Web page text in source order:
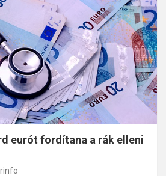
eurót fordítana a rák elleni